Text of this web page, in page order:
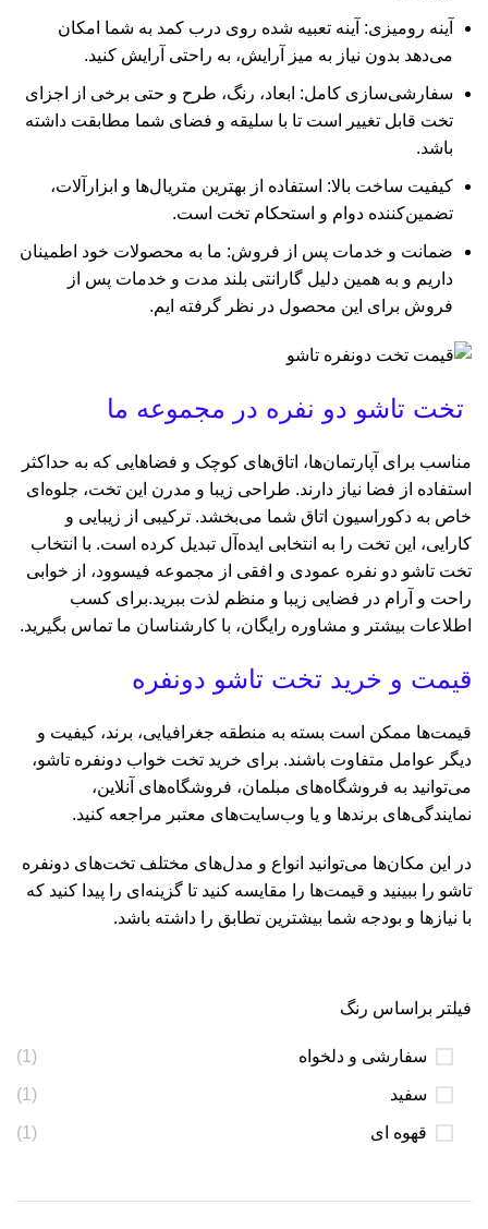
فیلتر براساس رنگ
سفارشی و دلخواه (1)
سفید (1)
قهوه ای (1)
آینه رومیزی: آینه تعبیه شده روی درب کمد به شما امکان
می‌دهد بدون نیاز به میز آرایش، به راحتی آرایش کنید.
سفارشی‌سازی کامل: ابعاد، رنگ، طرح و حتی برخی از اجزای
تخت قابل تغییر است تا با سلیقه و فضای شما مطابقت داشته
باشد.
کیفیت ساخت بالا: استفاده از بهترین متریال‌ها و ابزارآلات،
تضمین‌کننده دوام و استحکام تخت است.
ضمانت و خدمات پس از فروش: ما به محصولات خود اطمینان
داریم و به همین دلیل گارانتی بلند مدت و خدمات پس از
فروش برای این محصول در نظر گرفته‌ ایم.
تخت تاشو دو نفره در مجموعه ما
مناسب برای آپارتمان‌ها، اتاق‌های کوچک و فضاهایی که به حداکثر
استفاده از فضا نیاز دارند. طراحی زیبا و مدرن این تخت، جلوه‌ای
خاص به دکوراسیون اتاق شما می‌بخشد. ترکیبی از زیبایی و
کارایی، این تخت را به انتخابی ایده‌آل تبدیل کرده است. با انتخاب
تخت تاشو دو نفره عمودی و افقی از مجموعه فیسوود، از خوابی
راحت و آرام در فضایی زیبا و منظم لذت ببرید.برای کسب
اطلاعات بیشتر و مشاوره رایگان، با کارشناسان ما تماس بگیرید.
قیمت و خرید تخت تاشو دونفره
قیمت‌ها ممکن است بسته به منطقه جغرافیایی، برند، کیفیت و
دیگر عوامل متفاوت باشند. برای خرید تخت خواب دونفره تاشو،
می‌توانید به فروشگاه‌های مبلمان، فروشگاه‌های آنلاین،
نمایندگی‌های برندها و یا وب‌سایت‌های معتبر مراجعه کنید.
در این مکان‌ها می‌توانید انواع و مدل‌های مختلف تخت‌های دونفره
تاشو را ببینید و قیمت‌ها را مقایسه کنید تا گزینه‌ای را پیدا کنید که
با نیازها و بودجه شما بیشترین تطابق را داشته باشد.